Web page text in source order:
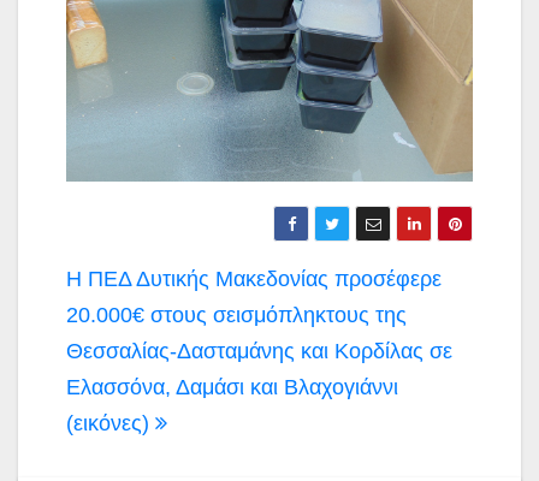
Πλοήγηση
άρθρων
Η ΠΕΔ Δυτικής Μακεδονίας προσέφερε
20.000€ στους σεισμόπληκτους της
Θεσσαλίας-Δασταμάνης και Κορδίλας σε
Ελασσόνα, Δαμάσι και Βλαχογιάννι
(εικόνες)